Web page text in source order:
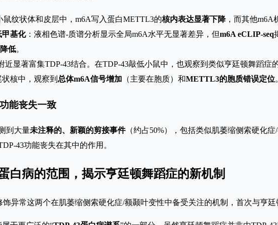
鼠纹状体和皮层中，m6A写入蛋白METTL3的核内表达显著下降，而其他m6A
甲基化：液相色谱-质谱分析显示全局m6A水平无显著差异，但m6A eCLIP-seq
低。
近显著富集TDP-43结合。在TDP-43敲低小鼠中，也观察到类似亨廷顿舞蹈症
核中，观察到 总体m6A信号增加 （主要在胞质）和METTL3的胞质错误定位
能丧失一致
到大量未注释的、新颖的剪接事件（约占50%），包括类似肌萎缩侧索硬化
43功能丧失在其中的作用。
白病的范围，揭示亨廷顿舞蹈症的新机制
异常这两个在肌萎缩侧索硬化症/额颞叶变性中备受关注的机制，首次与亨廷